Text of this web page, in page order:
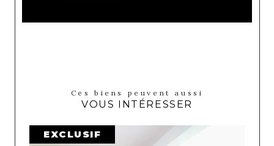
Ces biens peuvent aussi
VOUS INTÉRESSER
EXCLUSIF